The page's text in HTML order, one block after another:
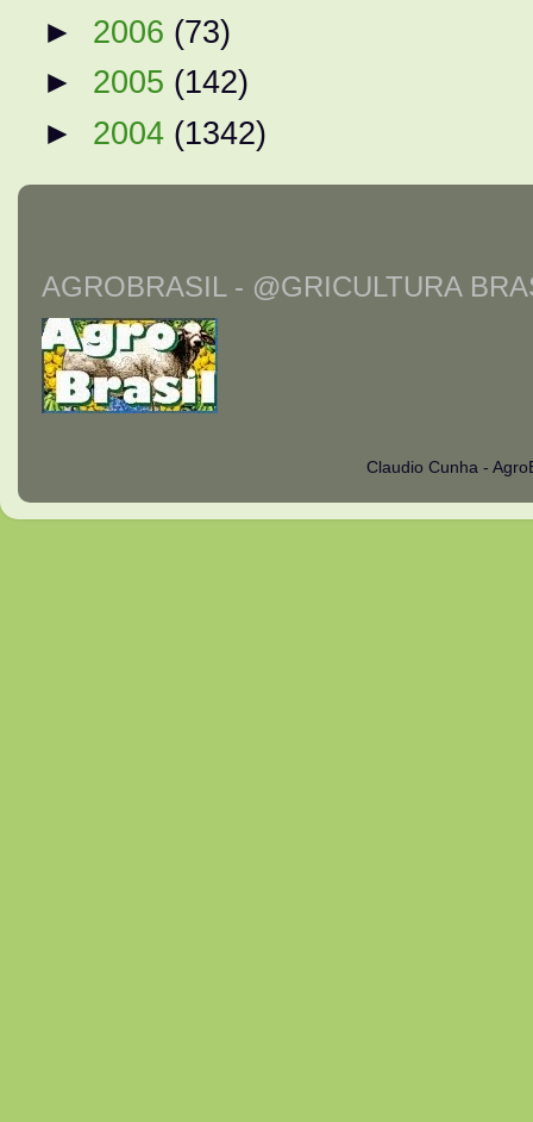
► 2006 (73)
► 2005 (142)
► 2004 (1342)
AGROBRASIL - @GRICULTURA
Claudio Cunha -